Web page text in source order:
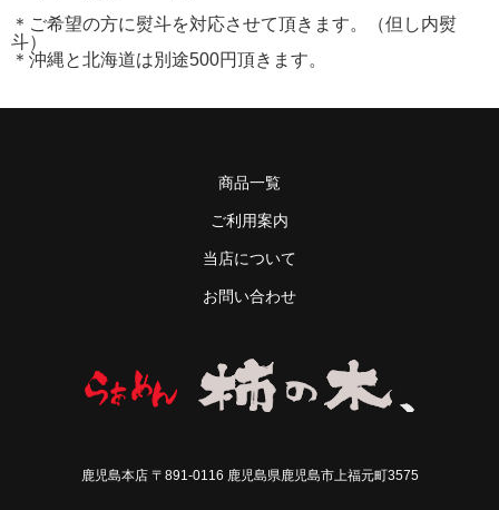
＊ご希望の方に熨斗を対応させて頂きます。（但し内熨
斗）
＊沖縄と北海道は別途500円頂きます。
商品一覧
ご利用案内
当店について
お問い合わせ
鹿児島本店 〒891-0116 鹿児島県鹿児島市上福元町3575